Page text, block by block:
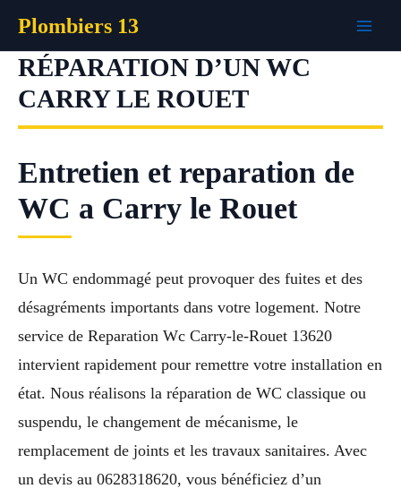
contenu
Plombiers 13
RÉPARATION D’UN WC
CARRY LE ROUET
Entretien et reparation de
WC a Carry le Rouet
Un WC endommagé peut provoquer des fuites et des
désagréments importants dans votre logement. Notre
service de Reparation Wc Carry-le-Rouet 13620
intervient rapidement pour remettre votre installation en
état. Nous réalisons la réparation de WC classique ou
suspendu, le changement de mécanisme, le
remplacement de joints et les travaux sanitaires. Avec
un devis au 0628318620, vous bénéficiez d’un